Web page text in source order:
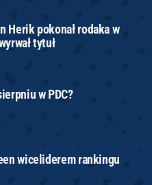
Herik pokonał rodaka w
tytuł
w PDC?
wiceliderem rankingu